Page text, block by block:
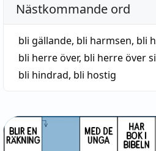
Nästkommande ord
bli gällande, bli harmsen, bli
bli herre över, bli herre över
bli hindrad, bli hostig